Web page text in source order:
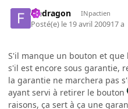
fredragon INpactien
Posté(e) le 19 avril 200917 a
S'il manque un bouton et
s'il est encore sous garantie,
la garantie ne marchera pas
ayant servi à retirer le bouton
raisons, ça sert à ça une